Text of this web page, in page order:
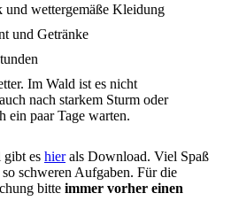
und wettergemäße Kleidung
und Getränke
Im Wald ist es nicht
nach starkem Sturm oder
ein paar Tage warten.
gibt es hierals Download. Viel Spaß
schweren Aufgaben. Für die
bitte immer vorher einen